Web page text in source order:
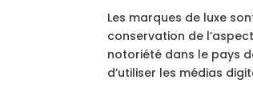
Les marques de luxe
conservation de
notoriété dans le pays
d’utiliser les médias